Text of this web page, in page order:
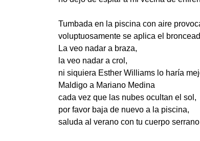
Tumbada en la piscina con aire
voluptuosamente se aplica el
La veo nadar a braza,
la veo nadar a crol,
ni siquiera Esther Williams lo haría
Maldigo a Mariano Medina
cada vez que las nubes ocultan el sol,
por favor baja de nuevo a la piscina,
saluda al verano con tu cuerpo